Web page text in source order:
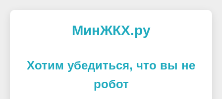
МинЖКХ.ру
Хотим убедиться, что вы не
робот